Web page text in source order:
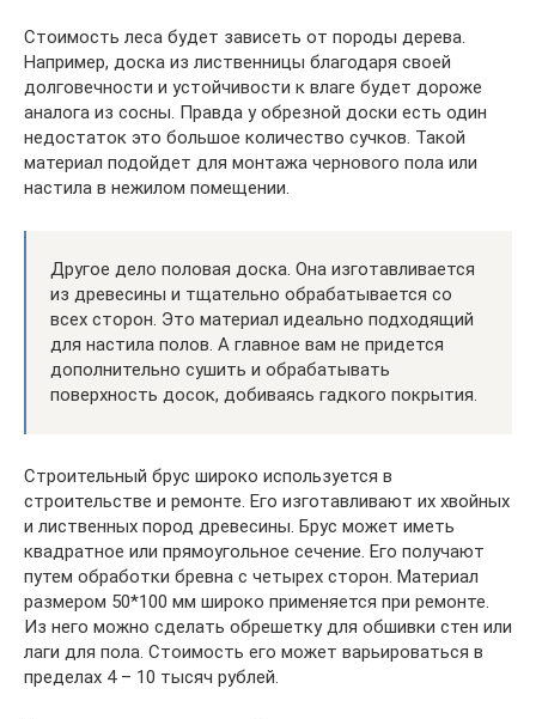
Стоимость леса будет зависеть от породы дерева.
Например, доска из лиственницы благодаря своей
долговечности и устойчивости к влаге будет дороже
аналога из сосны. Правда у обрезной доски есть один
недостаток это большое количество сучков. Такой
материал подойдет для монтажа чернового пола или
настила в нежилом помещении.
Другое дело половая доска. Она изготавливается
из древесины и тщательно обрабатывается со
всех сторон. Это материал идеально подходящий
для настила полов. А главное вам не придется
дополнительно сушить и обрабатывать
поверхность досок, добиваясь гадкого покрытия.
Строительный брус широко используется в
строительстве и ремонте. Его изготавливают их хвойных
и лиственных пород древесины. Брус может иметь
квадратное или прямоугольное сечение. Его получают
путем обработки бревна с четырех сторон. Материал
размером 50*100 мм широко применяется при ремонте.
Из него можно сделать обрешетку для обшивки стен или
лаги для пола. Стоимость его может варьироваться в
пределах 4 – 10 тысяч рублей.